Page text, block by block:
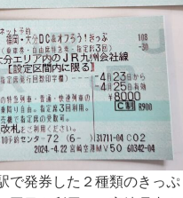
で発券した２種類のきっぷ